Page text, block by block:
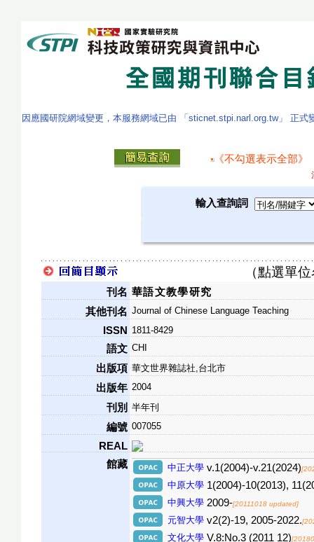
因應國研院網域變更，本服務網域已由 「sticnet.stpi.narl.org.tw」 正
《不勾選表示全部》
輸入查詢詞
（點選單
刊名 華語文教學研究
其他刊名 Journal of Chinese Language Teaching
ISSN 1811-8429
語文 CHI
出版項 華文世界雜誌社,台北市
出版年 2004
刊別 半年刊
編號 007055
REAL
館藏
中正大學 v.1(2004)-v.21(2024)
中原大學 1(2004)-10(2013),
中興大學 2009-[20111018 updated]
元智大學 v2(2)-19, 2005-2022.
文化大學 V.8:No.3 (2011 12)